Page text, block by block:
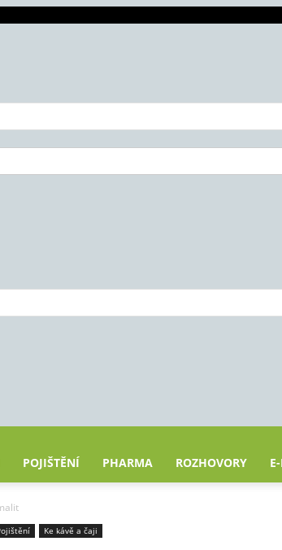
POJIŠTĚNÍ PHARMA ROZHOVORY
Ke kávě a čaji